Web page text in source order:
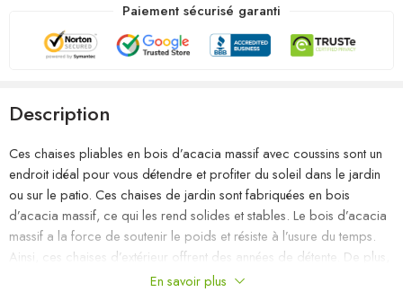
Paiement sécurisé garanti
Description
Ces chaises pliables en bois d’acacia massif avec coussins sont un
endroit idéal pour vous détendre et profiter du soleil dans le jardin
ou sur le patio. Ces chaises de jardin sont fabriquées en bois
d’acacia massif, ce qui les rend solides et stables. Le bois d’acacia
massif a la force de soutenir le poids et résiste à l’usure du temps.
Ainsi, ces chaises d’extérieur offrent des années de détente. De plus,
les chaises peuvent être pliées pour économiser de l’espace
En savoir plus